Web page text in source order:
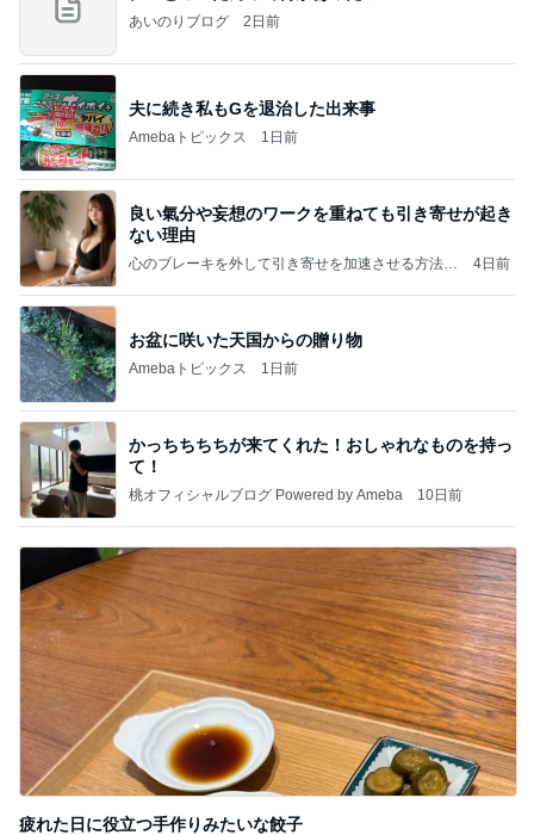
あいのりブログ 2日前
夫に続き私もGを退治した出来事
Amebaトピックス 1日前
良い氣分や妄想のワークを重ねても引き寄せが起き
ない理由
心のブレーキを外して引き寄せを加速させる方法：
4日前
お盆に咲いた天国からの贈り物
Amebaトピックス 1日前
かっちちちちが来てくれた！おしゃれなものを持っ
て！
桃オフィシャルブログ Powered by Ameba 10日前
疲れた日に役立つ手作りみたいな餃子